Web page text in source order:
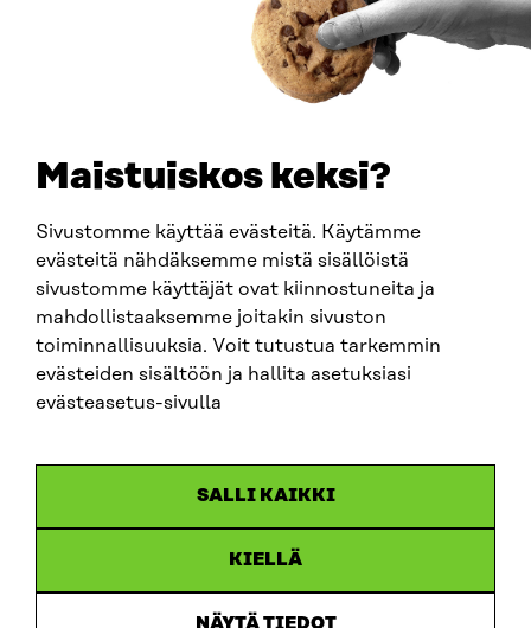
Maistuiskos keksi?
Sivustomme käyttää evästeitä. Käytämme
evästeitä nähdäksemme mistä sisällöistä
sivustomme käyttäjät ovat kiinnostuneita ja
mahdollistaaksemme joitakin sivuston
toiminnallisuuksia. Voit tutustua tarkemmin
evästeiden sisältöön ja hallita asetuksiasi
evästeasetus-sivulla
SALLI KAIKKI
KIELLÄ
NÄYTÄ TIEDOT
fornamn.efternamn@sitra.fi
SITRA PÅ SOCIALA MEDIER
LinkedIn
Instagram
YouTube